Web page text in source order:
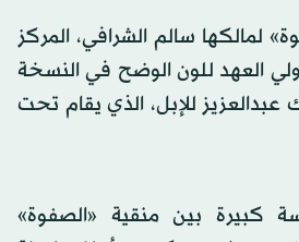
لمالكها سالم الشرافي، المركز
العهد للون الوضح في النسخة
عبدالعزيز للإبل، الذي يقام تحت
كبيرة بين منقية «الصفوة»